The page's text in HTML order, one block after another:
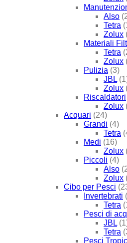
Also
Tetra
Zolux
Materiali
Tetra
Zolux
Pulizia (3)
JBL
Zolux
Riscaldatori
Zolux
Acquari (24)
Grandi (4)
Tetra
Medi (16)
Zolux
Piccoli (4)
Also
Zolux
Cibo per Pesci
Invertebrati
Tetra
Pesci di
JBL
Tetra
Pesci